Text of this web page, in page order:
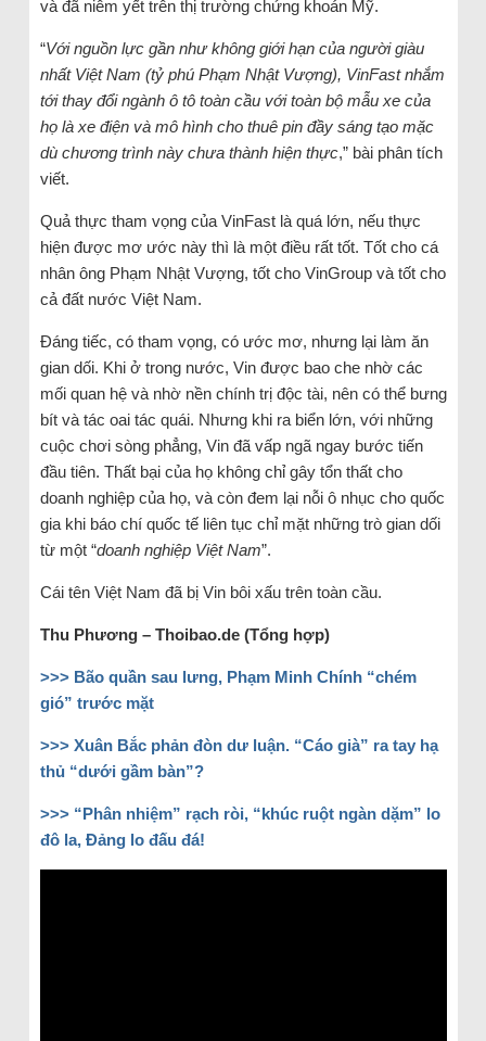
và đã niêm yết trên thị trường chứng khoán Mỹ.
“Với nguồn lực gần như không giới hạn của người giàu
nhất Việt Nam (tỷ phú Phạm Nhật Vượng), VinFast nhắm
tới thay đổi ngành ô tô toàn cầu với toàn bộ mẫu xe của
họ là xe điện và mô hình cho thuê pin đầy sáng tạo mặc
dù chương trình này chưa thành hiện thực,” bài phân tích
viết.
Quả thực tham vọng của VinFast là quá lớn, nếu thực
hiện được mơ ước này thì là một điều rất tốt. Tốt cho cá
nhân ông Phạm Nhật Vượng, tốt cho VinGroup và tốt cho
cả đất nước Việt Nam.
Đáng tiếc, có tham vọng, có ước mơ, nhưng lại làm ăn
gian dối. Khi ở trong nước, Vin được bao che nhờ các
mối quan hệ và nhờ nền chính trị độc tài, nên có thể bưng
bít và tác oai tác quái. Nhưng khi ra biển lớn, với những
cuộc chơi sòng phẳng, Vin đã vấp ngã ngay bước tiến
đầu tiên. Thất bại của họ không chỉ gây tổn thất cho
doanh nghiệp của họ, và còn đem lại nỗi ô nhục cho quốc
gia khi báo chí quốc tế liên tục chỉ mặt những trò gian dối
từ một “doanh nghiệp Việt Nam”.
Cái tên Việt Nam đã bị Vin bôi xấu trên toàn cầu.
Thu Phương – Thoibao.de(Tổng hợp)
>>> Bão quần sau lưng, Phạm Minh Chính “chém
gió” trước mặt
>>> Xuân Bắc phản đòn dư luận. “Cáo già” ra tay hạ
thủ “dưới gầm bàn”?
>>> “Phân nhiệm” rạch ròi, “khúc ruột ngàn dặm” lo
đô la, Đảng lo đấu đá!